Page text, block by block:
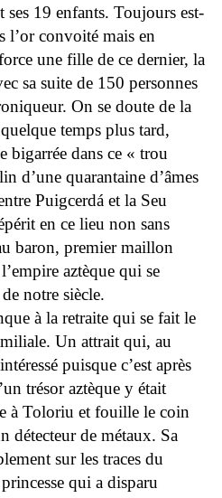
ses 19 enfants. Toujours est-
l’or convoité mais en
une fille de ce dernier, la
sa suite de 150 personnes
On se doute de la
temps plus tard,
bigarrée dans ce « trou
d’une quarantaine d’âmes
Puigcerdá et la Seu
en ce lieu non sans
baron, premier maillon
aztèque qui se
notre siècle.
à la retraite qui se fait le
Un attrait qui, au
puisque c’est après
trésor aztèque y était
à Toloriu et fouille le coin
détecteur de métaux. Sa
sur les traces du
qui a disparu